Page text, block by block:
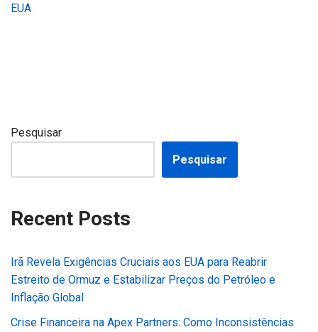
EUA
Pesquisar
Pesquisar
Recent Posts
Irã Revela Exigências Cruciais aos EUA para Reabrir
Estreito de Ormuz e Estabilizar Preços do Petróleo e
Inflação Global
Crise Financeira na Apex Partners: Como Inconsistências